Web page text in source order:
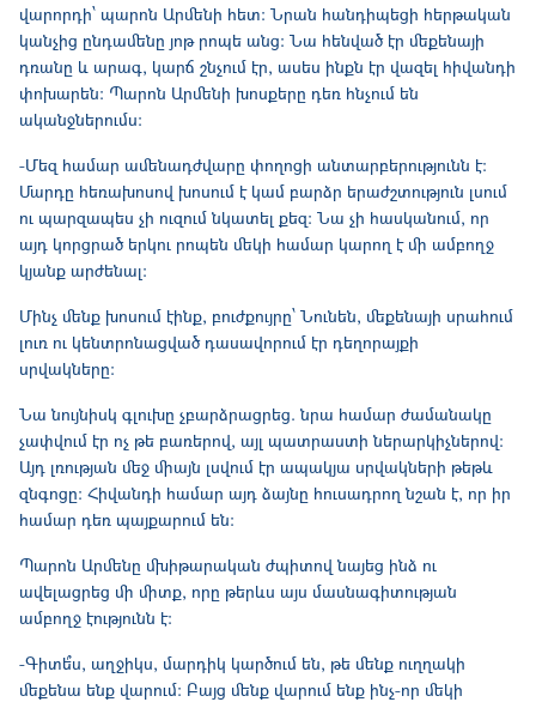
վարորդի՝ պարոն Արմենի հետ։ Նրան հանդիպեցի հերթական
կանչից ընդամենը յոթ րոպե անց։ Նա հենված էր մեքենայի
դռանը և արագ, կարճ շնչում էր, ասես ինքն էր վազել հիվանդի
փոխարեն։ Պարոն Արմենի խոսքերը դեռ հնչում են
ականջներումս:
-Մեզ համար ամենադժվարը փողոցի անտարբերությունն է։
Մարդը հեռախոսով խոսում է կամ բարձր երաժշտություն լսում
ու պարզապես չի ուզում նկատել քեզ։ Նա չի հասկանում, որ
այդ կորցրած երկու րոպեն մեկի համար կարող է մի ամբողջ
կյանք արժենալ։
Մինչ մենք խոսում էինք, բուժքույրը՝ Նունեն, մեքենայի սրահում
լուռ ու կենտրոնացված դասավորում էր դեղորայքի
սրվակները։
Նա նույնիսկ գլուխը չբարձրացրեց. նրա համար ժամանակը
չափվում էր ոչ թե բառերով, այլ պատրաստի ներարկիչներով։
Այդ լռության մեջ միայն լսվում էր ապակյա սրվակների թեթև
զնգոցը։ Հիվանդի համար այդ ձայնը հուսադրող նշան է, որ իր
համար դեռ պայքարում են։
Պարոն Արմենը մխիթարական ժպիտով նայեց ինձ ու
ավելացրեց մի միտք, որը թերևս այս մասնագիտության
ամբողջ էությունն է:
-Գիտե՞ս, աղջիկս, մարդիկ կարծում են, թե մենք ուղղակի
մեքենա ենք վարում։ Բայց մենք վարում ենք ինչ-որ մեկի